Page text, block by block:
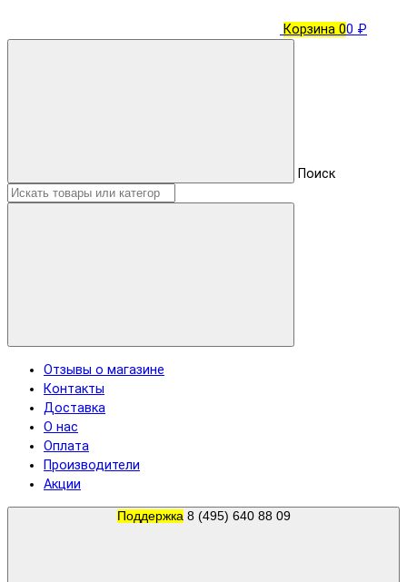
Корзина 00 ₽
Поиск
Отзывы о магазине
Контакты
Доставка
О нас
Оплата
Производители
Акции
Поддержка 8 (495) 640 88 09